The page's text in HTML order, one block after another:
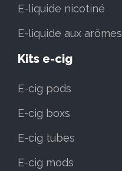
E-liquide nicotiné
E-liquide aux arômes
Kits e-cig
E-cig pods
E-cig boxs
E-cig tubes
E-cig mods